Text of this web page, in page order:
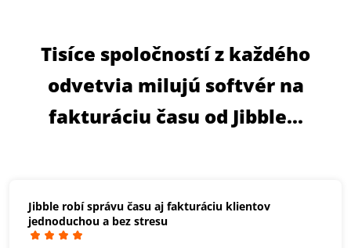
Tisíce spoločností z každého
odvetvia milujú softvér na
fakturáciu času od Jibble...
Jibble robí správu času aj fakturáciu klientov
jednoduchou a bez stresu